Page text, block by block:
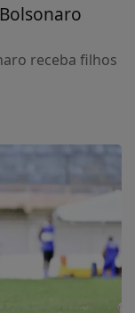
receba filhos